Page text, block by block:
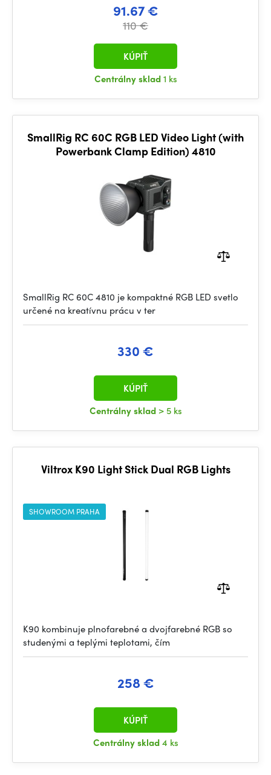
91.67 €
110 €
Centrálny sklad1 ks
KÚPIŤ
SmallRig RC 60C RGB LED Video Light (with
Powerbank Clamp Edition) 4810
SmallRig RC 60C 4810 je kompaktné RGB LED svetlo
určené na kreatívnu prácu v ter
330 €
Centrálny sklad > 5 ks
KÚPIŤ
Viltrox K90 Light Stick Dual RGB Lights
SHOWROOM PRAHA
K90 kombinuje plnofarebné a dvojfarebné RGB so
studenými a teplými teplotami, čím
258 €
Centrálny sklad4 ks
KÚPIŤ